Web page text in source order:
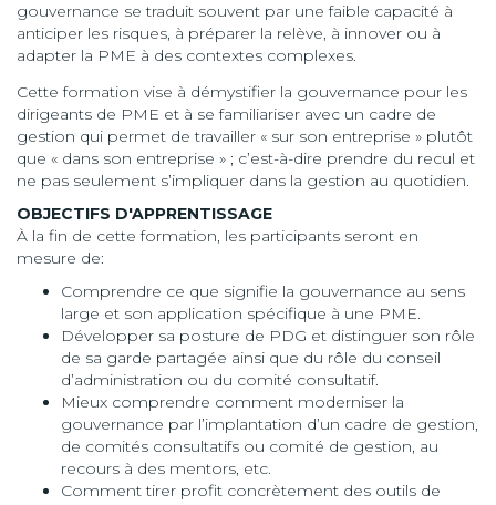
gouvernance se traduit souvent par une faible capacité à
anticiper les risques, à préparer la relève, à innover ou à
adapter la PME à des contextes complexes.
Cette formation vise à démystifier la gouvernance pour les
dirigeants de PME et à se familiariser avec un cadre de
gestion qui permet de travailler « sur son entreprise » plutôt
que « dans son entreprise » ; c’est-à-dire prendre du recul et
ne pas seulement s’impliquer dans la gestion au quotidien.
OBJECTIFS D'APPRENTISSAGE
À la fin de cette formation, les participants seront en
mesure de:
Comprendre ce que signifie la gouvernance au sens
large et son application spécifique à une PME.
Développer sa posture de PDG et distinguer son rôle
de sa garde partagée ainsi que du rôle du conseil
d’administration ou du comité consultatif.
Mieux comprendre comment moderniser la
gouvernance par l’implantation d’un cadre de gestion,
de comités consultatifs ou comité de gestion, au
recours à des mentors, etc.
Comment tirer profit concrètement des outils de